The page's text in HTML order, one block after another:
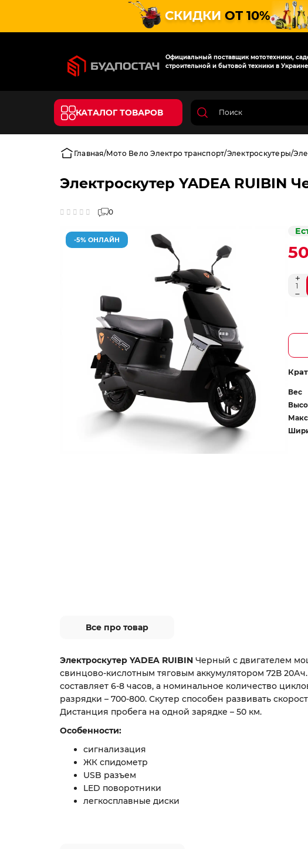
СКИДКИ ОТ 10%
Официальный поставщик мототехники,
строительной и бытовой техники в Украине
КАТАЛОГ ТОВАРОВ
Главная Мото Вело Электро транспорт Электроскутеры
Электроскутер YADEA RUIBIN
0
-5% ОНЛАЙН
Вес
Все про товар
Электроскутер YADEA RUIBIN Черный с двигателем
свинцово-кислотным тяговым аккумулятором 72В
составляет 6-8 часов, а номинальное количество
разрядки – 700-800. Скутер способен развивать
Дистанция пробега на одной зарядке – 50 км.
Особенности:
сигнализация
ЖК спидометр
USB разъем
LED поворотники
легкосплавные диски